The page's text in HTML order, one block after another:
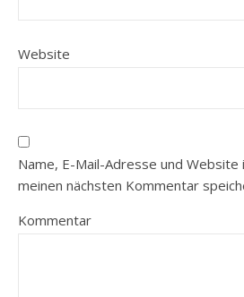
Website
Name, E-Mail-Adresse und
meinen nächsten Kommentar
Kommentar